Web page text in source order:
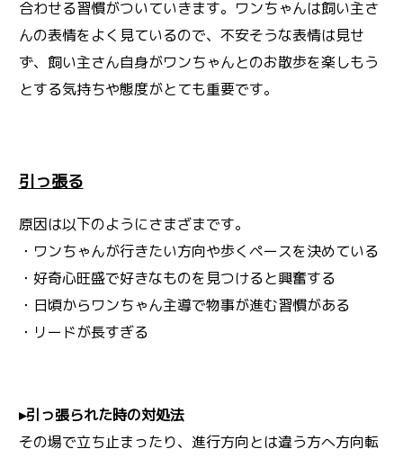
合わせる習慣がついていきます。ワンちゃんは飼い主さ
んの表情をよく見ているので、不安そうな表情は見せ
ず、飼い主さん自身がワンちゃんとのお散歩を楽しもう
とする気持ちや態度がとても重要です。
引っ張る
原因は以下のようにさまざまです。
・ワンちゃんが行きたい方向や歩くペースを決めている
・好奇心旺盛で好きなものを見つけると興奮する
・日頃からワンちゃん主導で物事が進む習慣がある
・リードが長すぎる
▸引っ張られた時の対処法
その場で立ち止まったり、進行方向とは違う方へ方向転